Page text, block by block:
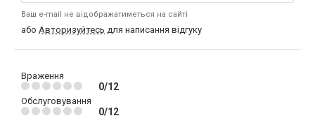
Ваш e-mail не відображатиметься на сайті
або Авторизуйтесь для написання відгуку
Враження
0/12
Обслуговування
0/12